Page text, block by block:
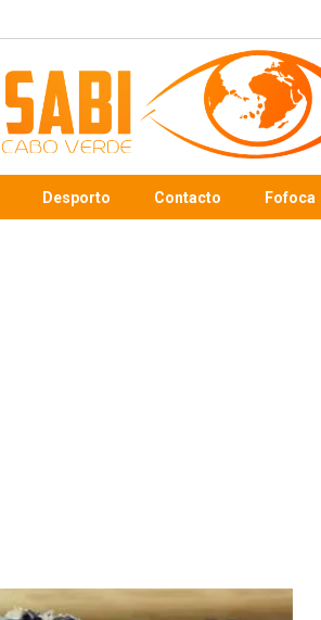
Desporto Contacto Fofoca